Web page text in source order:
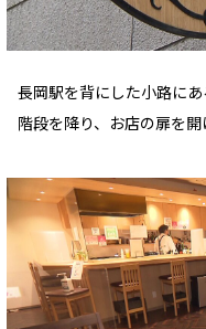
長岡駅を背にした小路にあ
階段を降り、お店の扉を開